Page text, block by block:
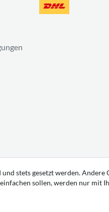
stets gesetzt werden. Andere
sollen, werden nur mit